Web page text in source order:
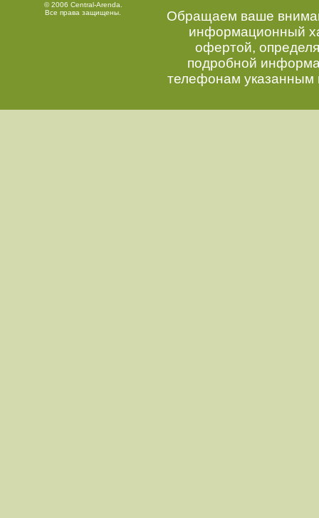
© 2006 Central-Arenda.
Все права защищены.
Обращаем ваше
информационный
офертой,
подробной
телефонам указанным